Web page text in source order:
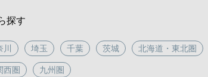
探す
川 埼玉 千葉 茨城 北海道・東北圏
西圏 九州圏